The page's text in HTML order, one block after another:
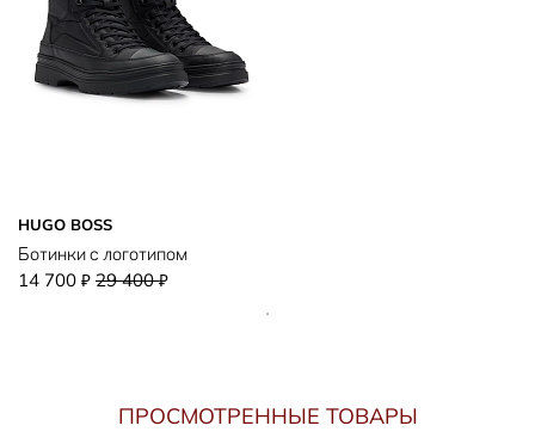
HUGO BOSS
Ботинки с логотипом
14 700 ₽ 29 400₽
ПРОСМОТРЕННЫЕ ТОВАРЫ